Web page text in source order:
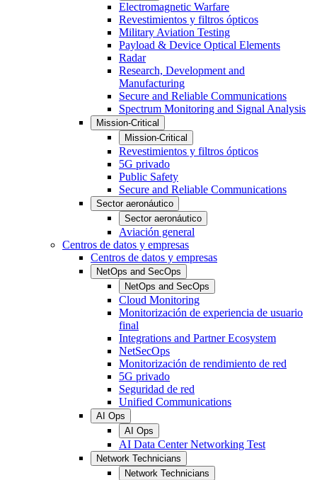
Electromagnetic Warfare
Revestimientos y filtros ópticos
Military Aviation Testing
Payload & Device Optical Elements
Radar
Research, Development and
Manufacturing
Secure and Reliable Communications
Spectrum Monitoring and Signal Analysis
Mission-Critical
Mission-Critical
Revestimientos y filtros ópticos
5G privado
Public Safety
Secure and Reliable Communications
Sector aeronáutico
Sector aeronáutico
Aviación general
Centros de datos y empresas
Centros de datos y empresas
NetOps and SecOps
NetOps and SecOps
Cloud Monitoring
Monitorización de experiencia de usuario
final
Integrations and Partner Ecosystem
NetSecOps
Monitorización de rendimiento de red
5G privado
Seguridad de red
Unified Communications
AI Ops
AI Ops
AI Data Center Networking Test
Network Technicians
Network Technicians